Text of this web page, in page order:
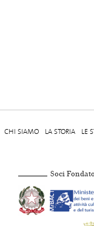
CHI SIAMO LA STORIA LE
Soci